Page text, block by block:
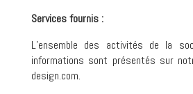
Services fournis :
L’ensemble des activités de la
informations sont présentés sur
design.com.